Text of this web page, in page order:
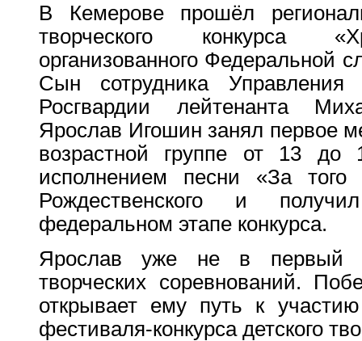
В Кемерове прошёл
творческого конкурса
организованного Федеральной
Сын сотрудника Управления
Росгвардии лейтенанта
Ярослав Игошин занял первое
возрастной группе от 13
исполнением песни «За
Рождественского и
федеральном этапе конкурса.
Ярослав уже не в первый
творческих соревнований.
открывает ему путь к
фестиваля-конкурса детского